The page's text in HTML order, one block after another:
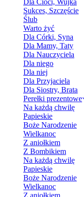
Dla Cioci, Wujka
Sukces, Szczęście
Ślub
Warto żyć
Dla Córki, Syna
Dla Mamy, Taty
Dla Nauczyciela
Dla niego
Dla niej
Dla Przyjaciela
Dla Siostry, Brata
Perełki prezentowe
Na każdą chwilę
Papieskie
Boże Narodzenie
Wielkanoc
Z aniołkiem
Z Bombikiem
Na każdą chwilę
Papieskie
Boże Narodzenie
Wielkanoc
Z aniołkiem